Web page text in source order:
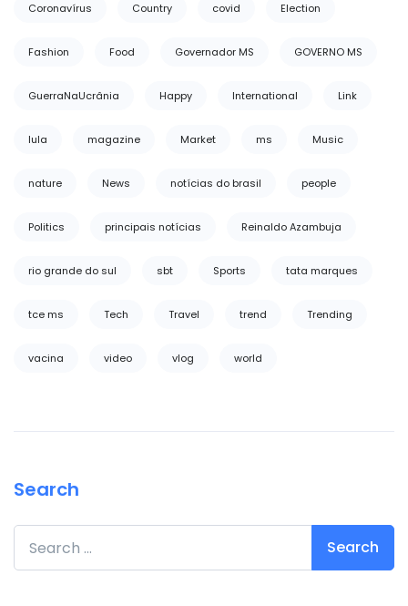
Coronavírus Country covid Election
Fashion Food Governador MS GOVERNO MS
GuerraNaUcrânia Happy International Link
lula magazine Market ms Music
nature News notícias do brasil people
Politics principais notícias Reinaldo Azambuja
rio grande do sul sbt Sports tata marques
tce ms Tech Travel trend Trending
vacina video vlog world
Search
Search for: